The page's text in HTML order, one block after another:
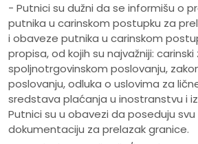
- Putnici su dužni da se informišu o
putnika u carinskom postupku za
i obaveze putnika u carinskom
propisa, od kojih su najvažniji:
spoljnotrgovinskom poslovanju,
poslovanju, odluka o uslovima za
sredstava plaćanja u inostranstvu i
Putnici su u obavezi da poseduju
dokumentaciju za prelazak granice.